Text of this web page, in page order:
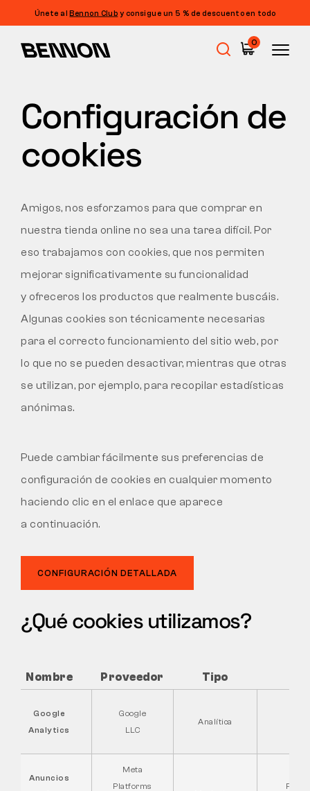
Únete alBennon Club y consigue un 5 % de descuento en todo
0
Calzado de trabajo
Outdoor
Calzado informal
Táctico
Ropa
SOBRE NOSOTROS
BLOG
TIENDA CON CAFETERÍA
Configuración de
cookies
Amigos, nos esforzamos para que comprar en
nuestra tienda online no sea una tarea difícil. Por
eso trabajamos con cookies, que nos permiten
mejorar significativamente su funcionalidad
y ofreceros los productos que realmente buscáis.
Algunas cookies son técnicamente necesarias
para el correcto funcionamiento del sitio web, por
lo que no se pueden desactivar, mientras que otras
se utilizan, por ejemplo, para recopilar estadísticas
anónimas.
Puede cambiar fácilmente sus preferencias de
configuración de cookies en cualquier momento
haciendo clic en el enlace que aparece
a continuación.
CONFIGURACIÓN DETALLADA
¿Qué cookies utilizamos?
Nombre Proveedor Tipo
Google
Analytics
Google
LLC
Analítica
Anuncios
Meta
Platforms